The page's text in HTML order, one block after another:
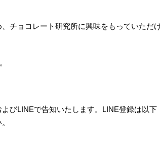
チョコレート研究所に興味をもっていただ
びLINEで告知いたします。LINE登録は以下